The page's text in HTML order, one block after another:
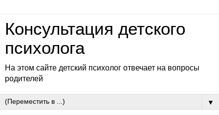
Консультация детского
психолога
На этом сайте детский психолог отвечает на вопросы
родителей
▼